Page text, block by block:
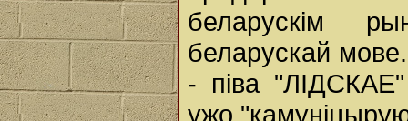
беларускім
беларускай
- піва
ужо